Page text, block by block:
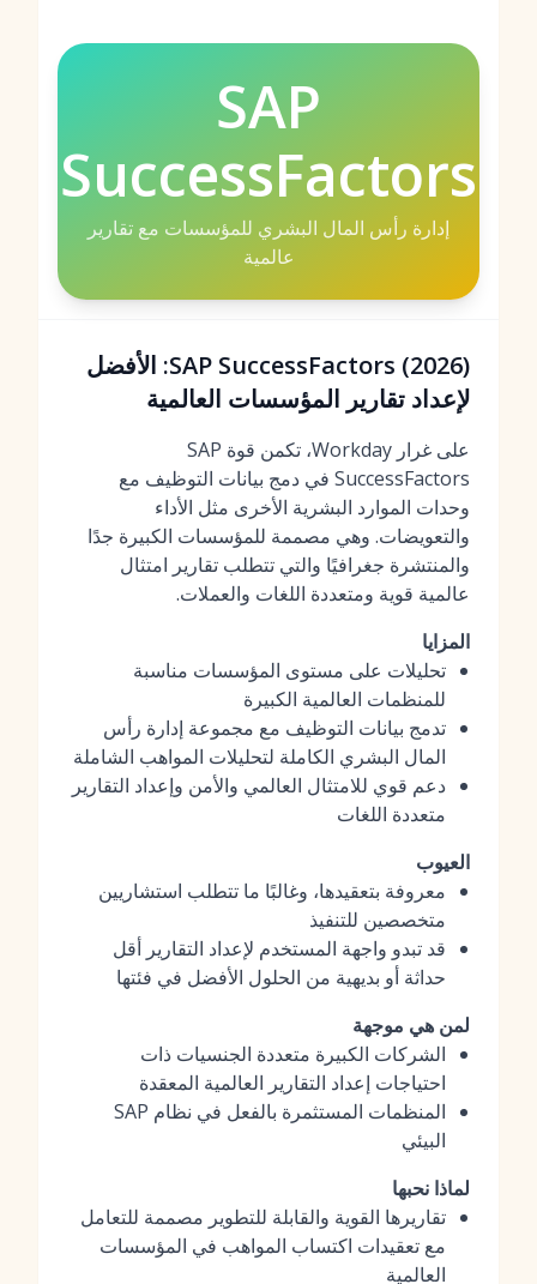
SAP
SuccessFactors
إدارة رأس المال البشري للمؤسسات مع تقارير
عالمية
SAP SuccessFactors (2026): الأفضل
لإعداد تقارير المؤسسات العالمية
على غرار Workday، تكمن قوة SAP
SuccessFactors في دمج بيانات التوظيف مع
وحدات الموارد البشرية الأخرى مثل الأداء
والتعويضات. وهي مصممة للمؤسسات الكبيرة جدًا
والمنتشرة جغرافيًا والتي تتطلب تقارير امتثال
عالمية قوية ومتعددة اللغات والعملات.
المزايا
تحليلات على مستوى المؤسسات مناسبة
للمنظمات العالمية الكبيرة
تدمج بيانات التوظيف مع مجموعة إدارة رأس
المال البشري الكاملة لتحليلات المواهب الشاملة
دعم قوي للامتثال العالمي والأمن وإعداد التقارير
متعددة اللغات
العيوب
معروفة بتعقيدها، وغالبًا ما تتطلب استشاريين
متخصصين للتنفيذ
قد تبدو واجهة المستخدم لإعداد التقارير أقل
حداثة أو بديهية من الحلول الأفضل في فئتها
لمن هي موجهة
الشركات الكبيرة متعددة الجنسيات ذات
احتياجات إعداد التقارير العالمية المعقدة
المنظمات المستثمرة بالفعل في نظام SAP
البيئي
لماذا نحبها
تقاريرها القوية والقابلة للتطوير مصممة للتعامل
مع تعقيدات اكتساب المواهب في المؤسسات
العالمية